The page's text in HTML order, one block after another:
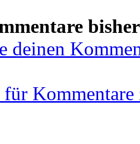
bisher
deinen
für